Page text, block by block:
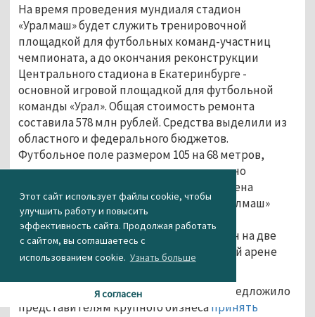
Этот сайт использует файлы cookie, чтобы
улучшить работу и повысить
эффективность сайта. Продолжая работать
с сайтом, вы соглашаетесь с
использованием cookie. Узнать больше
Я согласен
На время проведения мундиаля стадион
«Уралмаш» будет служить тренировочной
площадкой для футбольных команд-участниц
чемпионата, а до окончания реконструкции
Центрального стадиона в Екатеринбурге -
основной игровой площадкой для футбольной
команды «Урал». Общая стоимость ремонта
составила 578 млн рублей. Средства выделили из
областного и федерального бюджетов.
Футбольное поле размером 105 на 68 метров,
кроме натурального покрытия, оснащено
системой подогрева и полива, а сама арена
вмещает 10 тысяч зрителей. Также «Уралмаш»
станет вторым стадионом в России, где
информационный экран будет разделён на две
части, что позволит установить на новой арене
В конце июня руководство ФК «Урал» предложило
представителям крупного бизнесапринять